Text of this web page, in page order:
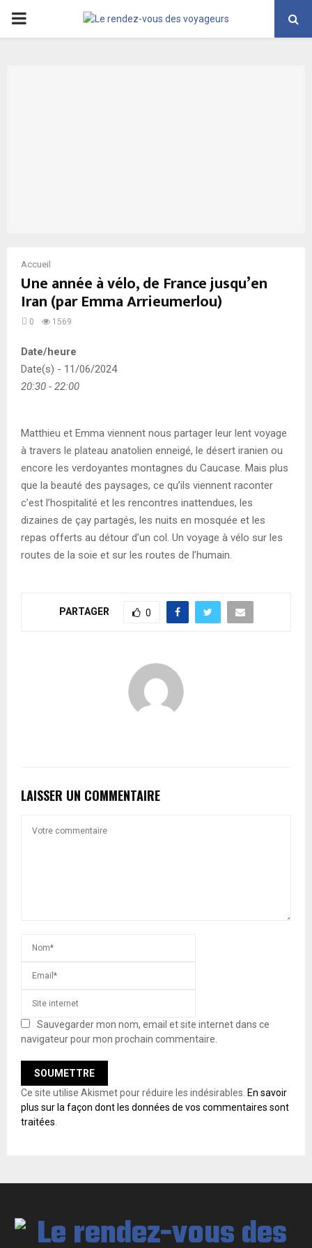
PRIMARY
Accueil
Une année à vélo, de France jusqu’en
Iran (par Emma Arrieumerlou)
0 1569
Date/heure
Date(s) - 11/06/2024
20:30 - 22:00
Matthieu et Emma viennent nous partager leur lent voyage
à travers le plateau anatolien enneigé, le désert iranien ou
encore les verdoyantes montagnes du Caucase. Mais plus
que la beauté des paysages, ce qu’ils viennent raconter
c’est l’hospitalité et les rencontres inattendues, les
dizaines de çay partagés, les nuits en mosquée et les
repas offerts au détour d’un col. Un voyage à vélo sur les
routes de la soie et sur les routes de l’humain.
PARTAGER 0
LAISSER UN COMMENTAIRE
Sauvegarder mon nom, email et site internet dans ce
navigateur pour mon prochain commentaire.
Ce site utilise Akismet pour réduire les indésirables. En savoir
plus sur la façon dont les données de vos commentaires sont
traitées.